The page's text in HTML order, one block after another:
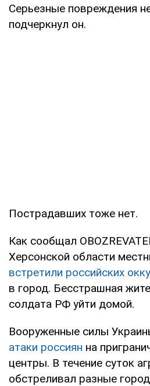
Серьезные повреждения
подчеркнул он.
Пострадавших тоже нет.
Как сообщал
Херсонской области
встретили российских
в город. Бесстрашная
солдата РФ уйти домой.
Вооруженные силы
атаки россиян на
центры. В течение суток
обстреливал разные